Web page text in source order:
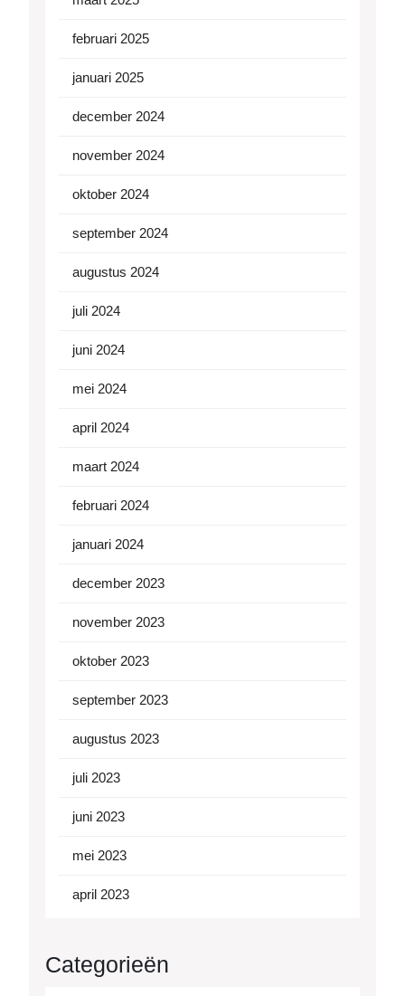
februari 2025
januari 2025
december 2024
november 2024
oktober 2024
september 2024
augustus 2024
juli 2024
juni 2024
mei 2024
april 2024
maart 2024
februari 2024
januari 2024
december 2023
november 2023
oktober 2023
september 2023
augustus 2023
juli 2023
juni 2023
mei 2023
april 2023
Categorieën